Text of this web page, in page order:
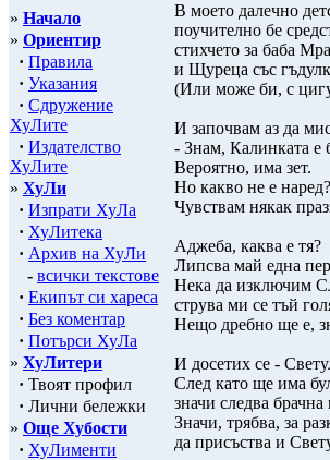
» Начало
» Ориентир
· Правила
· Указания
· Сдружение
ХуЛите
· Издателство
ХуЛите
» ХуЛи
· Изпрати ХуЛа
· ХуЛитека
· Архив на ХуЛи
- всички текстове
· Екипът си хареса
· Без коментар
· Потърси ХуЛа
» ХуЛитери
· Твоят профил
· Лични бележки
» Още Хубости
· ХуЛименти
В моето далечно
поучително бе
стихчето за баба
и Щуреца със
(Или може би, с
И започвам аз да
- Знам, Калинката е
Вероятно, има зет.
Но какво не е наред?
Чувствам някак
Аджеба, каква е тя?
Липсва май една
Нека да изключим
струва ми се тъй
Нещо дребно ще е,
И досетих се -
След като ще има
значи следва
Значи, трябва, за
да присъства и